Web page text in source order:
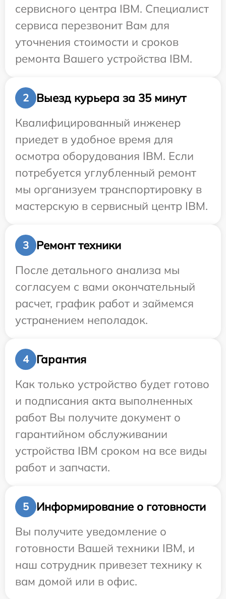
сервисного центра IBM. Специалист
сервиса перезвонит Вам для
уточнения стоимости и сроков
ремонта Вашего устройства IBM.
2
Выезд курьера за 35 минут
Квалифицированный инженер
приедет в удобное время для
осмотра оборудования IBM. Если
потребуется углубленный ремонт
мы организуем транспортировку в
мастерскую в сервисный центр IBM.
3
Ремонт техники
После детального анализа мы
согласуем с вами окончательный
расчет, график работ и займемся
устранением неполадок.
4
Гарантия
Как только устройство будет готово
и подписания акта выполненных
работ Вы получите документ о
гарантийном обслуживании
устройства IBM сроком на все виды
работ и запчасти.
5
Информирование о готовности
Вы получите уведомление о
готовности Вашей техники IBM, и
наш сотрудник привезет технику к
вам домой или в офис.